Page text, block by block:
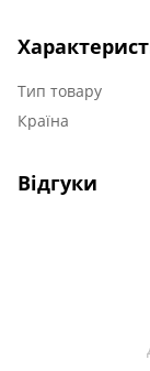
Тип товару
Країна
Відгуки